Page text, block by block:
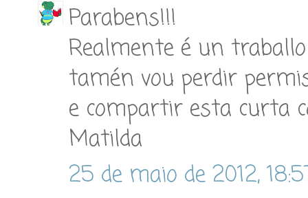
Parabens!!!
Realmente é un
tamén vou perdir
e compartir esta curta
Matilda
25 de maio de 2012,